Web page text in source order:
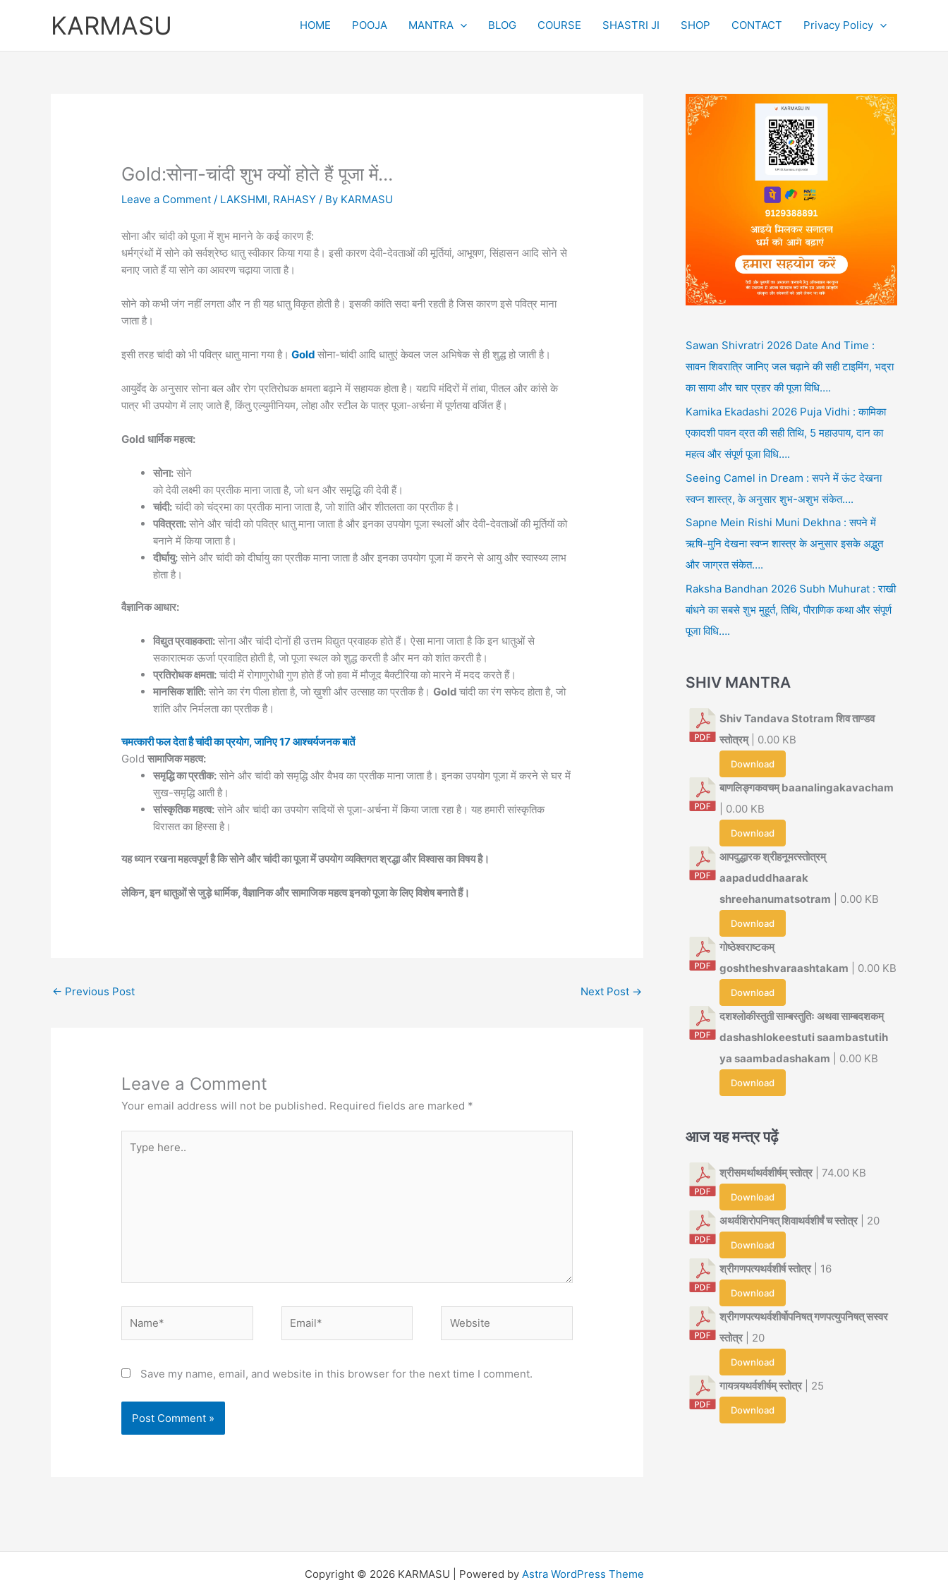
KARMASU HOME POOJA MANTRA BLOG COURSE SHASTRI JI SHOP CONTACT Privacy Policy
Gold:सोना-चांदी शुभ क्यों होते हैं पूजा में…
Leave a Comment / LAKSHMI, RAHASY / By KARMASU
सोना और चांदी को पूजा में शुभ मानने के कई कारण हैं:
धर्मग्रंथों में सोने को सर्वश्रेष्ठ धातु स्वीकार किया गया है। इसी कारण देवी-देवताओं की मूर्तियां, आभूषण, सिंहासन आदि सोने से
बनाए जाते हैं या सोने का आवरण चढ़ाया जाता है।
सोने को कभी जंग नहीं लगता और न ही यह धातु विकृत होती है। इसकी कांति सदा बनी रहती है जिस कारण इसे पवित्र माना
जाता है।
इसी तरह चांदी को भी पवित्र धातु माना गया है। Goldसोना-चांदी आदि धातुएं केवल जल अभिषेक से ही शुद्ध हो जाती है।
आयुर्वेद के अनुसार सोना बल और रोग प्रतिरोधक क्षमता बढ़ाने में सहायक होता है। यद्यपि मंदिरों में तांबा, पीतल और कांसे के
पात्र भी उपयोग में लाए जाते हैं, किंतु एल्युमीनियम, लोहा और स्टील के पात्र पूजा-अर्चना में पूर्णतया वर्जित हैं।
Gold धार्मिक महत्व:
सोना: सोने
को देवी लक्ष्मी का प्रतीक माना जाता है, जो धन और समृद्धि की देवी हैं।
चांदी: चांदी को चंद्रमा का प्रतीक माना जाता है, जो शांति और शीतलता का प्रतीक है।
पवित्रता: सोने और चांदी को पवित्र धातु माना जाता है और इनका उपयोग पूजा स्थलों और देवी-देवताओं की मूर्तियों को
बनाने में किया जाता है।
दीर्घायु: सोने और चांदी को दीर्घायु का प्रतीक माना जाता है और इनका उपयोग पूजा में करने से आयु और स्वास्थ्य लाभ
होता है।
वैज्ञानिक आधार:
विद्युत प्रवाहकता: सोना और चांदी दोनों ही उत्तम विद्युत प्रवाहक होते हैं। ऐसा माना जाता है कि इन धातुओं से
सकारात्मक ऊर्जा प्रवाहित होती है, जो पूजा स्थल को शुद्ध करती है और मन को शांत करती है।
प्रतिरोधक क्षमता: चांदी में रोगाणुरोधी गुण होते हैं जो हवा में मौजूद बैक्टीरिया को मारने में मदद करते हैं।
मानसिक शांति: सोने का रंग पीला होता है, जो ख़ुशी और उत्साह का प्रतीक है।Goldचांदी का रंग सफेद होता है, जो
शांति और निर्मलता का प्रतीक है।
चमत्कारी फल देता है चांदी का प्रयोग, जानिए 17 आश्चर्यजनक बातें
Goldसामाजिक महत्व:
समृद्धि का प्रतीक: सोने और चांदी को समृद्धि और वैभव का प्रतीक माना जाता है। इनका उपयोग पूजा में करने से घर में
सुख-समृद्धि आती है।
सांस्कृतिक महत्व: सोने और चांदी का उपयोग सदियों से पूजा-अर्चना में किया जाता रहा है। यह हमारी सांस्कृतिक
विरासत का हिस्सा है।
यह ध्यान रखना महत्वपूर्ण है कि सोने और चांदी का पूजा में उपयोग व्यक्तिगत श्रद्धा और विश्वास का विषय है।
लेकिन, इन धातुओं से जुड़े धार्मिक, वैज्ञानिक और सामाजिक महत्व इनको पूजा के लिए विशेष बनाते हैं।
← Previous Post Next Post →
Leave a Comment
Your email address will not be published. Required fields are marked *
here..
Save my name, email, and website in this browser for the next time I comment.
Sawan Shivratri 2026 Date And Time :
सावन शिवरात्रि जानिए जल चढ़ाने की सही टाइमिंग, भद्रा
का साया और चार प्रहर की पूजा विधि….
Kamika Ekadashi 2026 Puja Vidhi : कामिका
एकादशी पावन व्रत की सही तिथि, 5 महाउपाय, दान का
महत्व और संपूर्ण पूजा विधि….
Seeing Camel in Dream : सपने में ऊंट देखना
स्वप्न शास्त्र, के अनुसार शुभ-अशुभ संकेत….
Sapne Mein Rishi Muni Dekhna : सपने में
ऋषि-मुनि देखना स्वप्न शास्त्र के अनुसार इसके अद्भुत
और जाग्रत संकेत….
Raksha Bandhan 2026 Subh Muhurat : राखी
बांधने का सबसे शुभ मुहूर्त, तिथि, पौराणिक कथा और संपूर्ण
पूजा विधि….
SHIV MANTRA
Shiv Tandava Stotram शिव ताण्डव
स्तोत्रम्| 0.00 KB
Download
बाणलिङ्गकवचम् baanalingakavacham
| 0.00 KB
Download
आपदुद्धारक श्रीहनूमत्स्तोत्रम्
aapaduddhaarak
shreehanumatsotram | 0.00 KB
Download
गोष्ठेश्वराष्टकम्
goshtheshvaraashtakam | 0.00 KB
Download
दशश्लोकीस्तुती साम्बस्तुतिः अथवा साम्बदशकम्
dashashlokeestuti saambastutih
ya saambadashakam | 0.00 KB
Download
आज यह मन्त्र पढ़ें
श्रीसमर्थाथर्वशीर्षम् स्तोत्र| 74.00 KB
Download
अथर्वशिरोपनिषत् शिवाथर्वशीर्षं च स्तोत्र| 20
Download
श्रीगणपत्यथर्वशीर्ष स्तोत्र| 16
Download
श्रीगणपत्यथर्वशीर्षोपनिषत् गणपत्युपनिषत् सस्वर
स्तोत्र| 20
Download
गायत्र्यथर्वशीर्षम् स्तोत्र| 25
Download
Copyright © 2026 KARMASU | Powered by Astra WordPress Theme